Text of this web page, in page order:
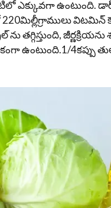
ఉంటుంది.
విటమిన్
జీర్ణక్రియను
ఉంటుంది.1/4కప్పు